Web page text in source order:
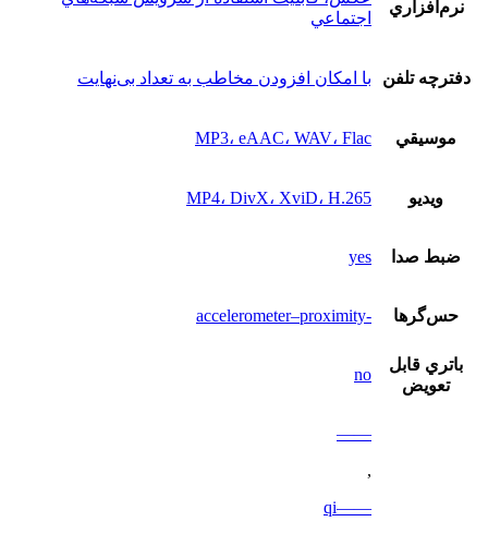
نرم‌افزاري
اجتماعي
دفترچه تلفن با امکان افزودن مخاطب به تعداد بی‌نهایت
موسيقي MP3، eAAC، WAV، Flac
ويديو MP4، DivX، XviD، H.265
ضبط صدا yes
حس‌گرها -accelerometer–proximity
باتري قابل
تعويض
no
——
,
——qi